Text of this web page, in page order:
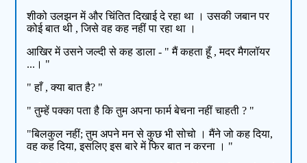
शीको उलझन में और चिंतित दिखाई दे रहा था । उसकी जबान पर
कोई बात थी , जिसे वह कह नहीं पा रहा था ।
आखिर में उसने जल्दी से कह डाला - " मैं कहता हूँ , मदर मैगलॉयर
...। "
" हाँ , क्या बात है? "
" तुम्हें पक्का पता है कि तुम अपना फार्म बेचना नहीं चाहती ? "
"बिलकुल नहीं; तुम अपने मन से कुछ भी सोचो । मैंने जो कह दिया,
वह कह दिया, इसलिए इस बारे में फिर बात न करना । "